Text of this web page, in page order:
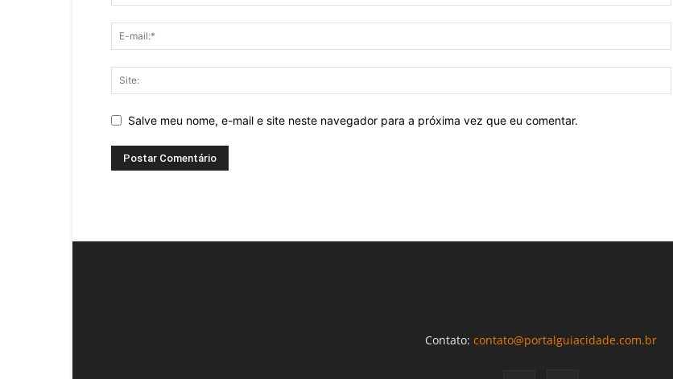
Salve meu nome, e-mail e site neste navegador para a próxima vez que eu comentar.
Contato: contato@portalguiacidade.com.br